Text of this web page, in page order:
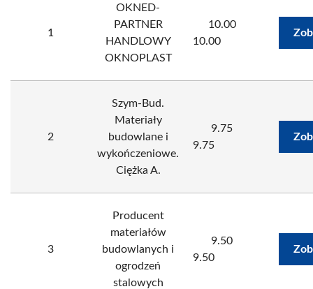
1
OKNED-
PARTNER
HANDLOWY
OKNOPLAST
10.00
10.00
2
Szym-Bud.
Materiały
budowlane i
wykończeniowe.
Ciężka A.
9.75
9.75
3
Producent
materiałów
budowlanych i
ogrodzeń
stalowych
9.50
9.50